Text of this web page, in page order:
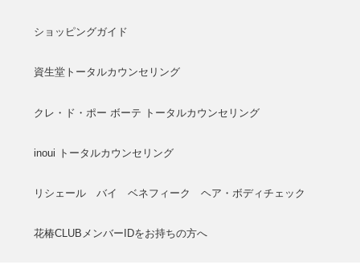
ショッピングガイド
資生堂トータルカウンセリング
クレ・ド・ポー ボーテ トータルカウンセリング
inoui トータルカウンセリング
リシェール バイ ベネフィーク ヘア・ボディチェック
花椿CLUBメンバーIDをお持ちの方へ